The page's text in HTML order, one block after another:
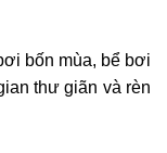
bốn mùa, bể bơi
thư giãn và rèn